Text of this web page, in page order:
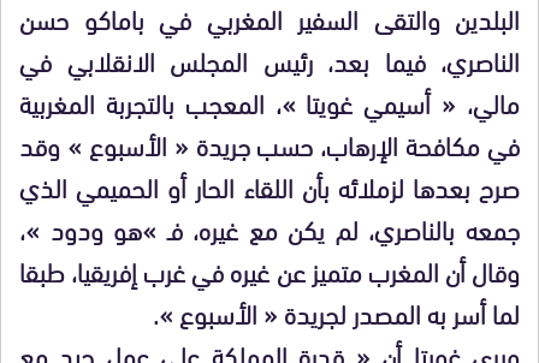
البلدين والتقى السفير المغربي في باماكو حسن
الناصري، فيما بعد، رئيس المجلس الانقلابي في
مالي، « أسيمي غويتا »، المعجب بالتجربة المغربية
في مكافحة الإرهاب، حسب جريدة « الأسبوع » وقد
صرح بعدها لزملائه بأن اللقاء الحار أو الحميمي الذي
جمعه بالناصري، لم يكن مع غيره، فـ »هو ودود »،
وقال أن المغرب متميز عن غيره في غرب إفريقيا، طبقا
لما أسر به المصدر لجريدة « الأسبوع ».